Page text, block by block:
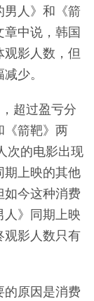
男人》和《箭
中说，韩国
影人数，但
少。
超过盈亏分
《箭靶》两
次的电影出现
期上映的其他
如今这种消费
》同期上映
观影人数只有
原因是消费